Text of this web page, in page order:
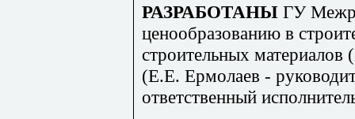
РАЗРАБОТАНЫ ГУ
ценообразованию в
строительных
(Е.Е. Ермолаев -
ответственный